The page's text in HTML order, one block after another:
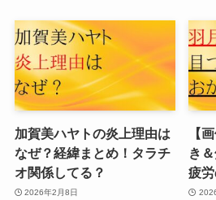
加賀美ハヤトの炎上理由は
なぜ？経緯まとめ！タラチ
オ関係してる？
2026年2月8日
【
き
疲